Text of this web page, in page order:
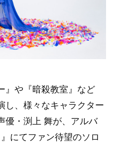
』や『暗殺教室』など
し、様々なキャラクター
優・渕上 舞が、アルバ
にてファン待望のソロ